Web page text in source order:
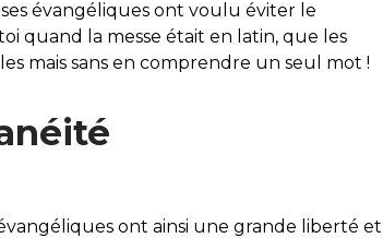
évangéliques ont voulu éviter le
quand la messe était en latin, que les
mais sans en comprendre un seul mot !
ont ainsi une grande liberté et